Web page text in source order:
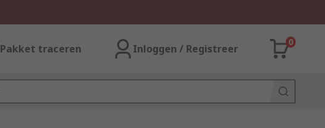
Pakket traceren Inloggen / Registreer
0